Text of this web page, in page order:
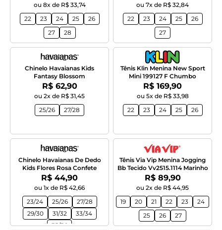
ou 8x de R$ 33,74
22
23 24 25
26
27
28
ou 7x de R$ 32,84
22
23 24 25
26
27
Chinelo Havaianas Kids
Fantasy Blossom
Por:
R$ 62,90
ou 2x de R$ 31,45
25/26
27/28
Tênis Klin Menina New Sport
Mini 199127 F Chumbo
Por:
R$ 169,90
ou 5x de R$ 33,98
22
23 24 25 26
Chinelo Havaianas De Dedo
Kids Flores Rosa Confete
Por:
R$ 44,90
ou 1x de R$ 42,66
23/24
25/26
27/28
29/30
31/32
33/34
35/36
Tênis Via Vip Menina Jogging
Bb Tecido Vv2515.1114 Marinho
Por:
R$ 89,90
ou 2x de R$ 44,95
19
20 21 22 23
24
25
26 27